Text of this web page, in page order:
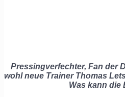
Pressingverfechter, Fan der
wohl neue Trainer Thomas
Was kann die